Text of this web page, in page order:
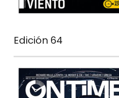
Edición 64